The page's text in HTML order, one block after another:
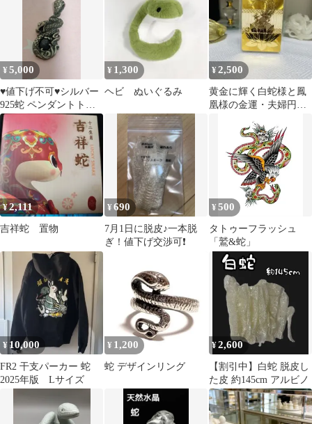
¥5,000
♥値下げ不可♥シルバー
925蛇 ペンダントトッ
プ
¥ 1,300
ヘビ ぬいぐるみ
¥2,500
黄金に輝く白蛇様と鳳
凰様の金運・夫婦円
¥2,111
吉祥蛇 置物
¥690
7月1日に脱皮♪一本脱
ぎ！値下げ交渉可❗️
¥500
タトゥーフラッシュ
「鷲&蛇」
¥ 10,000
FR2 干支パーカー 蛇
2025年版 Lサイズ
¥ 1,200
蛇 デザインリング
¥2,600
【割引中】白蛇 脱皮し
た皮 約145cm アルビノ